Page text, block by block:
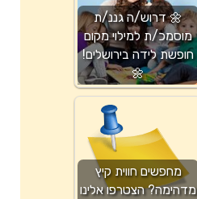
🌼 דרוש/ה גננ/ת
מוסמכ/ת למילוי מקום
חופשת לידה בירושלים!
🌼
מחפשים חווית קיץ
מדהימה? הצטרפו אלינו